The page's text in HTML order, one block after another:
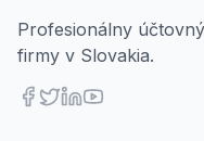
Profesionálny
firmy v Slovakia.